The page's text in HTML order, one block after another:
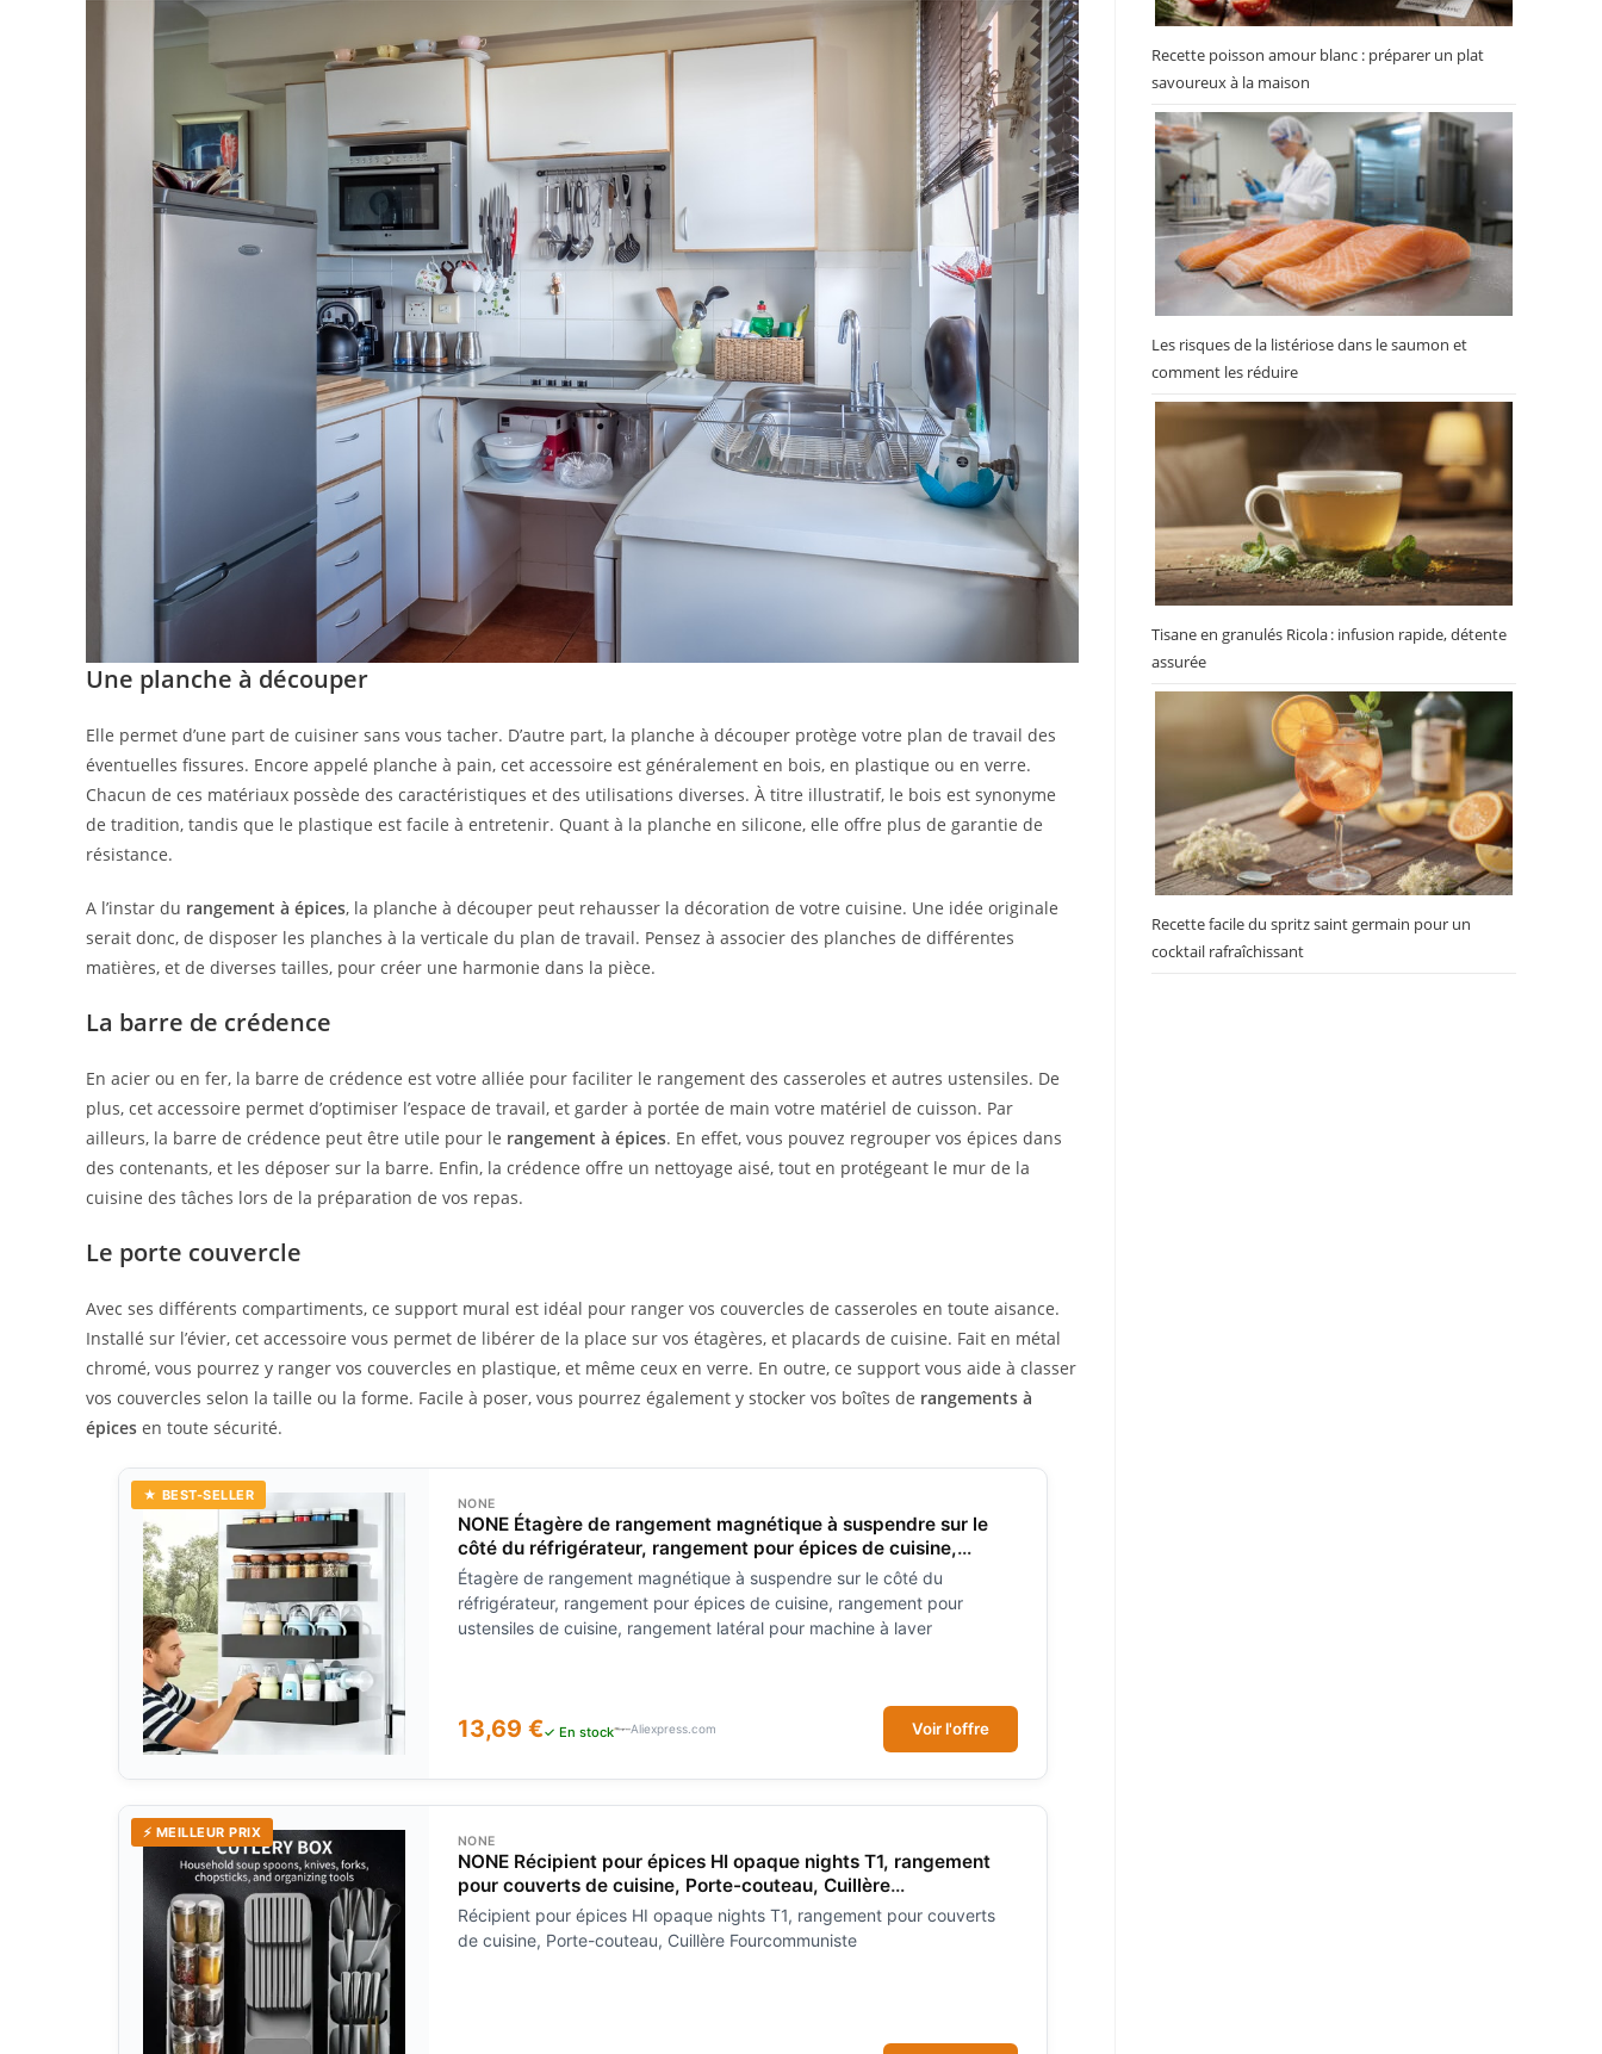
Une planche à découper
Elle permet d’une part de cuisiner sans vous tacher. D’autre part, la planche à découper protège votre plan de travail des
éventuelles fissures. Encore appelé planche à pain, cet accessoire est généralement en bois, en plastique ou en verre.
Chacun de ces matériaux possède des caractéristiques et des utilisations diverses. À titre illustratif, le bois est synonyme
de tradition, tandis que le plastique est facile à entretenir. Quant à la planche en silicone, elle offre plus de garantie de
résistance.
A l’instar du rangement à épices, la planche à découper peut rehausser la décoration de votre cuisine. Une idée originale
serait donc, de disposer les planches à la verticale du plan de travail. Pensez à associer des planches de différentes
matières, et de diverses tailles, pour créer une harmonie dans la pièce.
La barre de crédence
En acier ou en fer, la barre de crédence est votre alliée pour faciliter le rangement des casseroles et autres ustensiles. De
plus, cet accessoire permet d’optimiser l’espace de travail, et garder à portée de main votre matériel de cuisson. Par
ailleurs, la barre de crédence peut être utile pour le rangement à épices. En effet, vous pouvez regrouper vos épices dans
des contenants, et les déposer sur la barre. Enfin, la crédence offre un nettoyage aisé, tout en protégeant le mur de la
cuisine des tâches lors de la préparation de vos repas.
Le porte couvercle
Avec ses différents compartiments, ce support mural est idéal pour ranger vos couvercles de casseroles en toute aisance.
Installé sur l’évier, cet accessoire vous permet de libérer de la place sur vos étagères, et placards de cuisine. Fait en métal
chromé, vous pourrez y ranger vos couvercles en plastique, et même ceux en verre. En outre, ce support vous aide à classer
vos couvercles selon la taille ou la forme. Facile à poser, vous pourrez également y stocker vos boîtes de rangements à
épices en toute sécurité.
★ BEST-SELLER
NONE
NONE Étagère de rangement magnétique à suspendre sur le
côté du réfrigérateur, rangement pour épices de cuisine,
rangement pour ustensiles de cuisine, rangement latéral pour
machine à laver
Étagère de rangement magnétique à suspendre sur le côté du
réfrigérateur, rangement pour épices de cuisine, rangement pour
ustensiles de cuisine, rangement latéral pour machine à laver
13,69 €✓ En stock Aliexpress.com Voir l'offre
⚡ MEILLEUR PRIX
NONE
NONE Récipient pour épices HI opaque nights T1, rangement
pour couverts de cuisine, Porte-couteau, Cuillère
Fourcommuniste
Récipient pour épices HI opaque nights T1, rangement pour couverts
de cuisine, Porte-couteau, Cuillère Fourcommuniste
Recette poisson amour blanc : préparer un plat
savoureux à la maison
Les risques de la listériose dans le saumon et
comment les réduire
Tisane en granulés Ricola : infusion rapide, détente
assurée
Recette facile du spritz saint germain pour un
cocktail rafraîchissant